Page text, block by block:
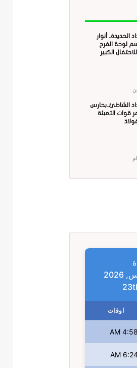
الحديدة.. أنوار
لوحة الفرح
الكبير
الشاطئ..بحارس
قوات التعبئة
اوقات
4:58 AM
6:24